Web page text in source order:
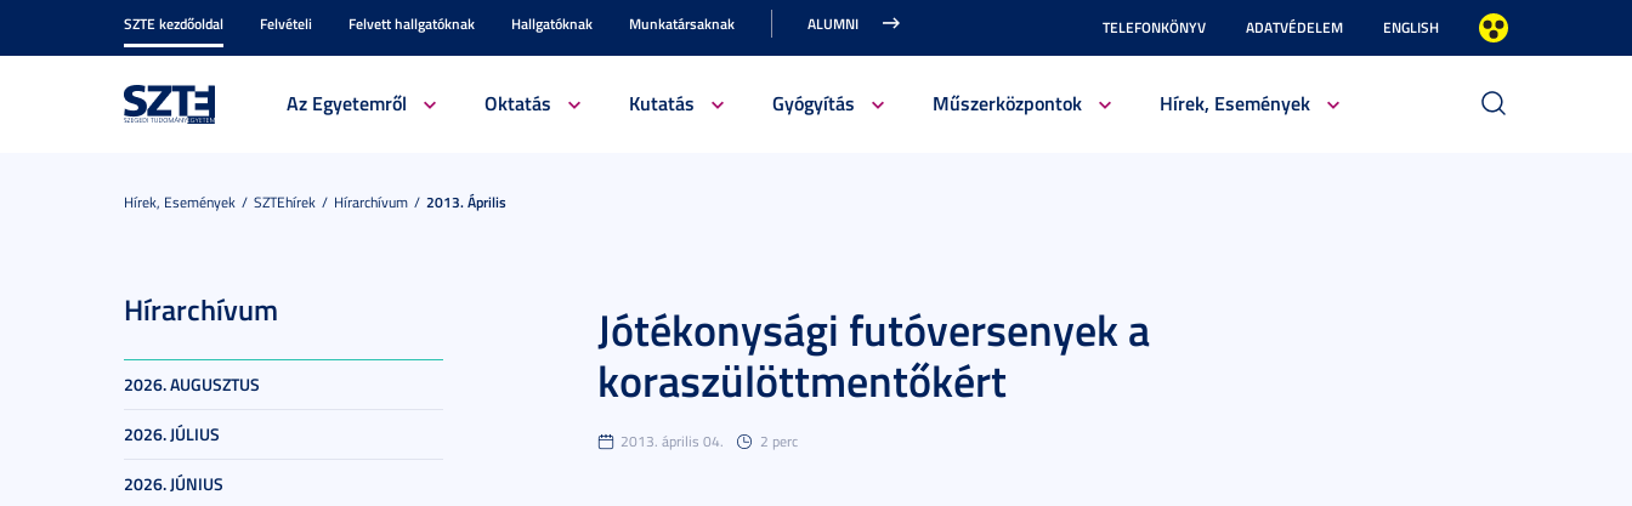
SZTE kezdőoldal Felvételi Felvett hallgatóknak Hallgatóknak Munkatársaknak ALUMNI TELEFONKÖNYV ADATVÉDELEM ENGLISH
Az Egyetemről Oktatás Kutatás Gyógyítás Műszerközpontok Hírek, Események
Hírek, Események SZTEhírek Hírarchívum 2013. Április
Hírarchívum
2026. AUGUSZTUS
2026. JÚLIUS
2026. JÚNIUS
Jótékonysági futóversenyek a
koraszülöttmentőkért
2013. április 04. 2 perc